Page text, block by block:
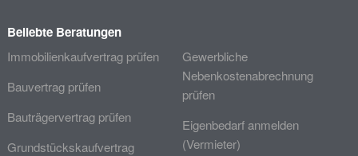
Beliebte Beratungen
Immobilienkaufvertrag prüfen
Bauvertrag prüfen
Bauträgervertrag prüfen
Grundstückskaufvertrag
Gewerbliche
Nebenkostenabrechnung
prüfen
Eigenbedarf anmelden
(Vermieter)